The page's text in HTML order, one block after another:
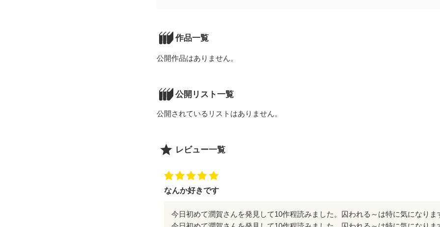
作品一覧
公開作品はありません。
公開リスト一覧
公開されているリストはありません。
レビュー一覧
なんか好きです